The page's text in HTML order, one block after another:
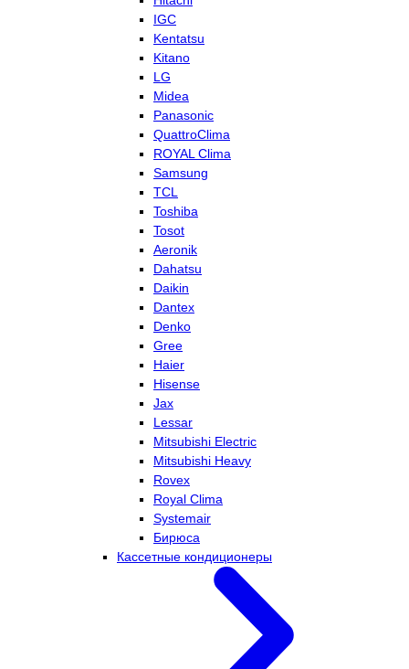
IGC
Kentatsu
Kitano
LG
Midea
Panasonic
QuattroClima
ROYAL Clima
Samsung
TCL
Toshiba
Tosot
Aeronik
Dahatsu
Daikin
Dantex
Denko
Gree
Haier
Hisense
Jax
Lessar
Mitsubishi Electric
Mitsubishi Heavy
Rovex
Royal Clima
Systemair
Бирюса
Кассетные кондиционеры